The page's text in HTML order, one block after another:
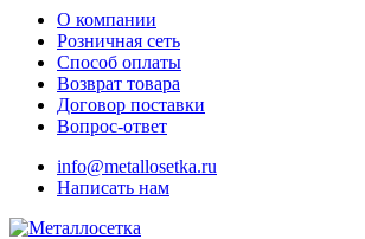
О компании
Розничная сеть
Способ оплаты
Возврат товара
Договор поставки
Вопрос-ответ
info@metallosetka.ru
Написать нам